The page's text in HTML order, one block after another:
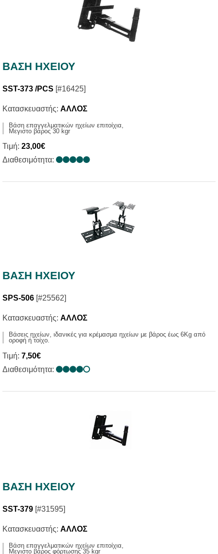
ΒΑΣΗ ΗΧΕΙΟΥ
SST-373 /PCS [#16425]
Κατασκευαστής: ΑΛΛΟΣ
Βάση επαγγελματικών ηχείων επιτοίχια,
Μεγιστο βάρος 30 kgr
Τιμή: 23,00€
Διαθεσιμότητα:
ΒΑΣΗ ΗΧΕΙΟΥ
SPS-506 [#25562]
Κατασκευαστής: ΑΛΛΟΣ
Βάσεις ηχείων, ιδανικές για κρέμασμα ηχείων με βάρος έως 6Kg από
οροφή ή τοίχο.
Τιμή: 7,50€
Διαθεσιμότητα:
ΒΑΣΗ ΗΧΕΙΟΥ
SST-379 [#31595]
Κατασκευαστής: ΑΛΛΟΣ
Βάση επαγγελματικών ηχείων επιτοίχια,
Μεγιστο βάρος φόρτωσης 35 kgr